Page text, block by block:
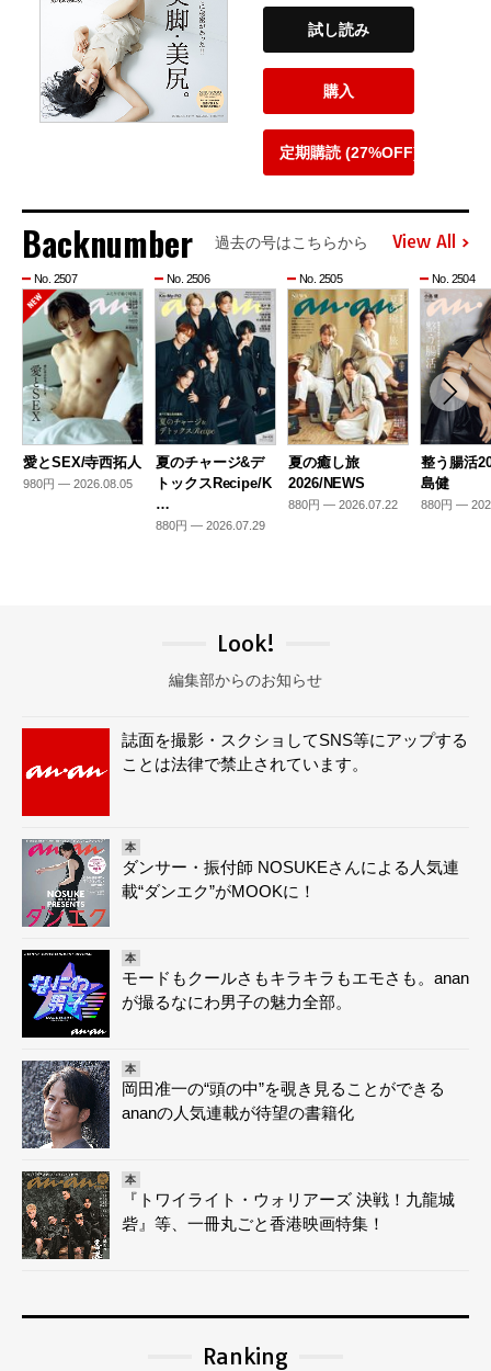
試し読み
購入
定期購読 (27%OFF)
Backnumber 過去の号はこちらから View All
No. 2507
愛とSEX/寺西拓人
980円 — 2026.08.05
No. 2506
夏のチャージ&デ
トックスRecipe/K
…
880円 — 2026.07.29
No. 2505
夏の癒し旅
2026/NEWS
880円 — 2026.07.22
No. 2504
整う腸活
島健
880円 —
Look!
編集部からのお知らせ
誌面を撮影・スクショしてSNS等にアップする
ことは法律で禁止されています。
本
ダンサー・振付師 NOSUKEさんによる人気連
載“ダンエク”がMOOKに！
本
モードもクールさもキラキラもエモさも。anan
が撮るなにわ男子の魅力全部。
本
岡田准一の“頭の中”を覗き見ることができる
ananの人気連載が待望の書籍化
本
『トワイライト・ウォリアーズ 決戦！九龍城
砦』等、一冊丸ごと香港映画特集！
Ranking